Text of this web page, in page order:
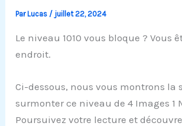
ParLucas / juillet 22, 2024
Le niveau 1010 vous bloque ? Vous
endroit.
Ci-dessous, nous vous montrons la
surmonter ce niveau de 4 Images 1
Poursuivez votre lecture et